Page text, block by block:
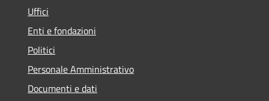
Uffici
Enti e fondazioni
Politici
Personale Amministrativo
Documenti e dati